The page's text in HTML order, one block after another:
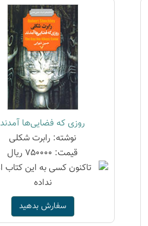
روزی که فضایی‌ها آمدند
نوشته: رابرت شکلی
قیمت: 750000 ریال
سفارش بدهید